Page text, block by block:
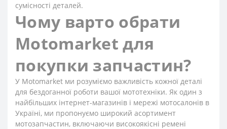
сумісності деталей.
Чому варто обрати
Motomarket для
покупки запчастин?
У Motomarket ми розуміємо важливість кожної деталі
для бездоганної роботи вашої мототехніки. Як один з
найбільших інтернет-магазинів і мережі мотосалонів в
Україні, ми пропонуємо широкий асортимент
мотозапчастин, включаючи високоякісні ремені